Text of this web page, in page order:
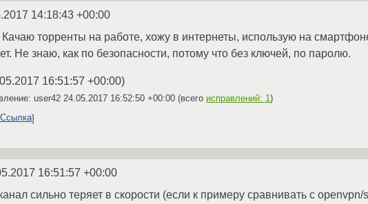
14:18:43 +00:00
торренты на работе, хожу в интернеты, использую на
Не знаю, как по безопасности, потому что без ключей, по паролю.
16:51:57 +00:00)
user42 24.05.2017 16:52:50 +00:00 (всего исправлений: 1 )
Ссылка
16:51:57 +00:00
сильно теряет в скорости (если к примеру сравнивать с